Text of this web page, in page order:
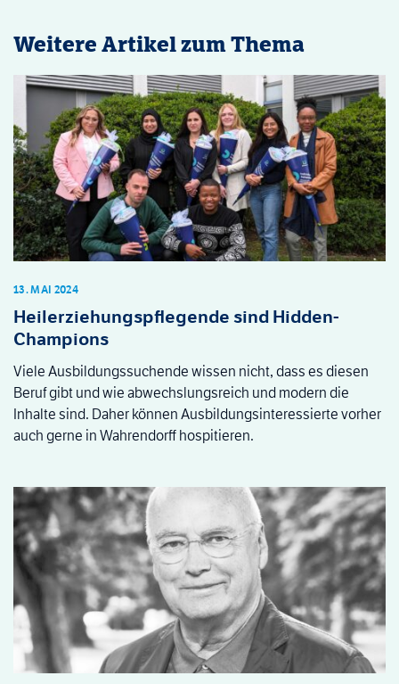
Weitere Artikel zum Thema
Heilerziehungspflegende sind Hidden-
Champions
13. MAI 2024
Viele Ausbildungssuchende wissen nicht, dass es diesen
Beruf gibt und wie abwechslungsreich und modern die
Inhalte sind. Daher können Ausbildungsinteressierte vorher
auch gerne in Wahrendorff hospitieren.